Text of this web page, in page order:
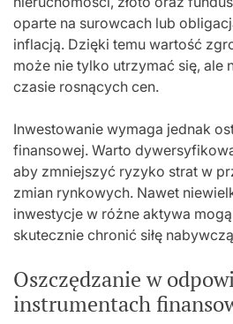
oparte na surowcach lub
inflacją. Dzięki temu wartość
może nie tylko utrzymać się, ale
czasie rosnących cen.
Inwestowanie wymaga jednak
finansowej. Warto
aby zmniejszyć ryzyko strat w
zmian rynkowych. Nawet
inwestycje w różne aktywa
skutecznie chronić siłę
Oszczędzanie w
instrumentach